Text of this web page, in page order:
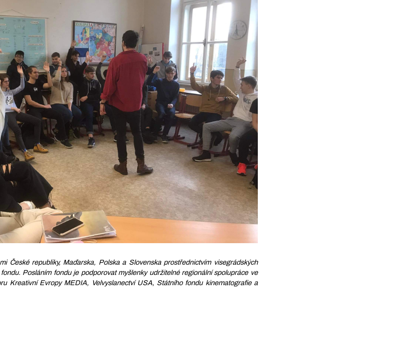
České republiky, Maďarska, Polska a Slovenska prostřednictvím visegrádských
Posláním fondu je podporovat myšlenky udržitelné regionální spolupráce ve
Kreativní Evropy MEDIA, Velvyslanectví USA, Státního fondu kinematografie a